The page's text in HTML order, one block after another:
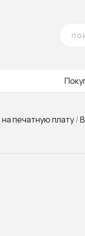
печатную плату/